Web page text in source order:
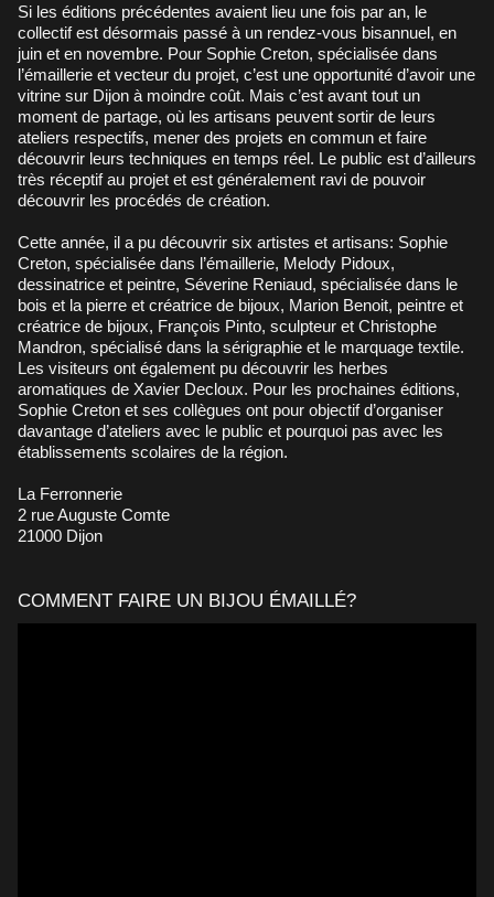
Si les éditions précédentes avaient lieu une fois par an, le
collectif est désormais passé à un rendez-vous bisannuel, en
juin et en novembre. Pour Sophie Creton, spécialisée dans
l’émaillerie et vecteur du projet, c’est une opportunité d’avoir une
vitrine sur Dijon à moindre coût. Mais c’est avant tout un
moment de partage, où les artisans peuvent sortir de leurs
ateliers respectifs, mener des projets en commun et faire
découvrir leurs techniques en temps réel. Le public est d’ailleurs
très réceptif au projet et est généralement ravi de pouvoir
découvrir les procédés de création.
Cette année, il a pu découvrir six artistes et artisans: Sophie
Creton, spécialisée dans l’émaillerie, Melody Pidoux,
dessinatrice et peintre, Séverine Reniaud, spécialisée dans le
bois et la pierre et créatrice de bijoux, Marion Benoit, peintre et
créatrice de bijoux, François Pinto, sculpteur et Christophe
Mandron, spécialisé dans la sérigraphie et le marquage textile.
Les visiteurs ont également pu découvrir les herbes
aromatiques de Xavier Decloux. Pour les prochaines éditions,
Sophie Creton et ses collègues ont pour objectif d’organiser
davantage d’ateliers avec le public et pourquoi pas avec les
établissements scolaires de la région.
La Ferronnerie
2 rue Auguste Comte
21000 Dijon
COMMENT FAIRE UN BIJOU ÉMAILLÉ?